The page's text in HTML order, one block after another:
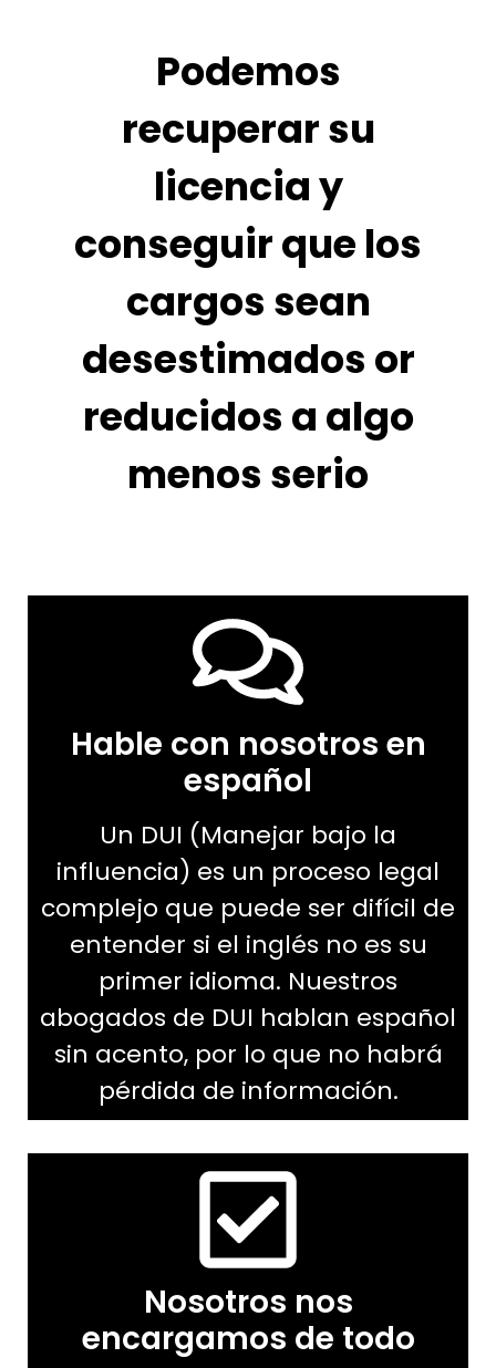
Podemos
recuperar su
licencia y
conseguir que los
cargos sean
desestimados or
reducidos a algo
menos serio
Hable con nosotros en
español
Un DUI (Manejar bajo la
influencia) es un proceso legal
complejo que puede ser difícil de
entender si el inglés no es su
primer idioma. Nuestros
abogados de DUI hablan español
sin acento, por lo que no habrá
pérdida de información.
Nosotros nos
encargamos de todo